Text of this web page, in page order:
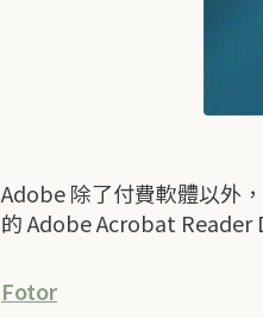
Adobe 除了付費軟體以外
的 Adobe Acrobat
Fotor